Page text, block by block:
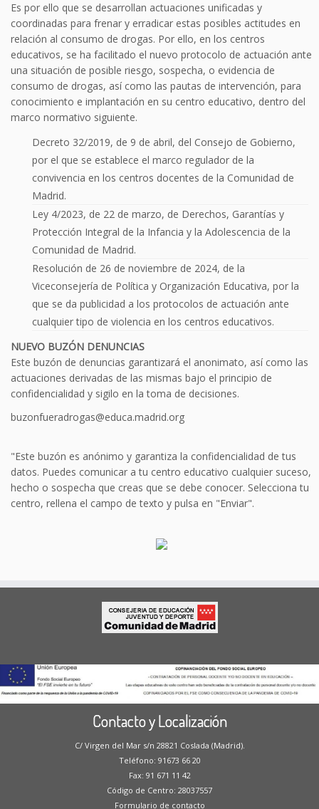
Es por ello que se desarrollan actuaciones unificadas y
coordinadas para frenar y erradicar estas posibles actitudes en
relación al consumo de drogas. Por ello, en los centros
educativos, se ha facilitado el nuevo protocolo de actuación ante
una situación de posible riesgo, sospecha, o evidencia de
consumo de drogas, así como las pautas de intervención, para
conocimiento e implantación en su centro educativo, dentro del
marco normativo siguiente.
Decreto 32/2019, de 9 de abril, del Consejo de Gobierno,
por el que se establece el marco regulador de la
convivencia en los centros docentes de la Comunidad de
Madrid.
Ley 4/2023, de 22 de marzo, de Derechos, Garantías y
Protección Integral de la Infancia y la Adolescencia de la
Comunidad de Madrid.
Resolución de 26 de noviembre de 2024, de la
Viceconsejería de Política y Organización Educativa, por la
que se da publicidad a los protocolos de actuación ante
cualquier tipo de violencia en los centros educativos.
NUEVO BUZÓN DENUNCIAS
Este buzón de denuncias garantizará el anonimato, así como las
actuaciones derivadas de las mismas bajo el principio de
confidencialidad y sigilo en la toma de decisiones.
buzonfueradrogas@educa.madrid.org
"Este buzón es anónimo y garantiza la confidencialidad de tus
datos. Puedes comunicar a tu centro educativo cualquier suceso,
hecho o sospecha que creas que se debe conocer. Selecciona tu
centro, rellena el campo de texto y pulsa en "Enviar".
Contacto y Localización
C/ Virgen del Mar s/n 28821 Coslada (Madrid).
Teléfono: 91673 66 20
Fax: 91 671 11 42
Código de Centro: 28037557
Formulario de contacto